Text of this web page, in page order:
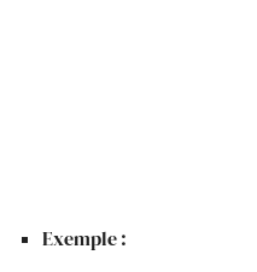
Exemple :